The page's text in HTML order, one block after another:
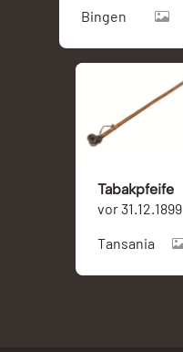
Bingen
Tabakpfeife
vor 31.12.1899
Tansania